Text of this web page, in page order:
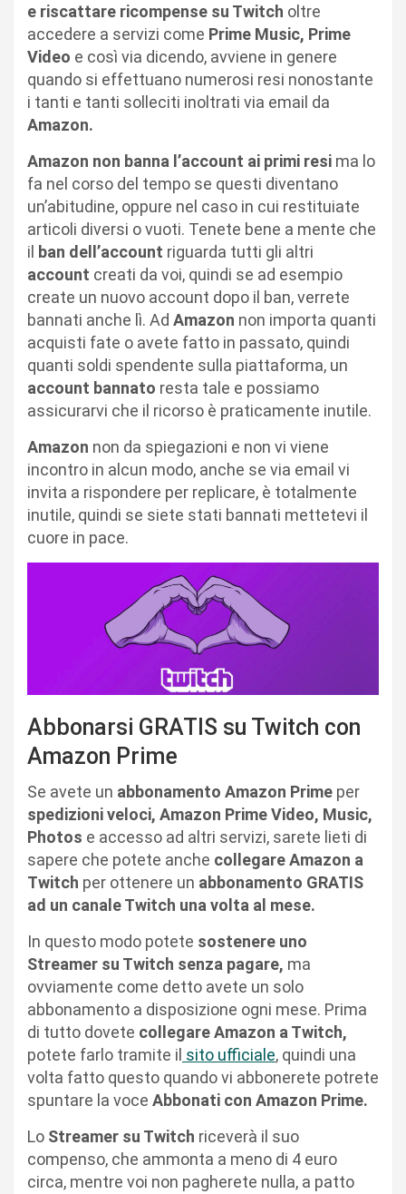
e riscattare ricompense su Twitch oltre
accedere a servizi come Prime Music, Prime
Video e così via dicendo, avviene in genere
quando si effettuano numerosi resi nonostante
i tanti e tanti solleciti inoltrati via email da
Amazon.
Amazon non banna l’account ai primi resi ma lo
fa nel corso del tempo se questi diventano
un’abitudine, oppure nel caso in cui restituiate
articoli diversi o vuoti. Tenete bene a mente che
il ban dell’account riguarda tutti gli altri
account creati da voi, quindi se ad esempio
create un nuovo account dopo il ban, verrete
bannati anche lì. Ad Amazon non importa quanti
acquisti fate o avete fatto in passato, quindi
quanti soldi spendente sulla piattaforma, un
account bannato resta tale e possiamo
assicurarvi che il ricorso è praticamente inutile.
Amazon non da spiegazioni e non vi viene
incontro in alcun modo, anche se via email vi
invita a rispondere per replicare, è totalmente
inutile, quindi se siete stati bannati mettetevi il
cuore in pace.
Abbonarsi GRATIS su Twitch con
Amazon Prime
Se avete un abbonamento Amazon Prime per
spedizioni veloci, Amazon Prime Video, Music,
Photos e accesso ad altri servizi, sarete lieti di
sapere che potete anche collegare Amazon a
Twitch per ottenere un abbonamento GRATIS
ad un canale Twitch una volta al mese.
In questo modo potete sostenere uno
Streamer su Twitch senza pagare, ma
ovviamente come detto avete un solo
abbonamento a disposizione ogni mese. Prima
di tutto dovete collegare Amazon a Twitch,
potete farlo tramite il sito ufficiale, quindi una
volta fatto questo quando vi abbonerete potrete
spuntare la voce Abbonati con Amazon Prime.
Lo Streamer su Twitch riceverà il suo
compenso, che ammonta a meno di 4 euro
circa, mentre voi non pagherete nulla, a patto